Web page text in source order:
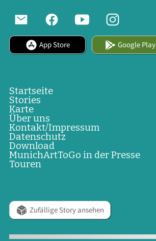
App Store Google Play
Startseite
Stories
Karte
Über uns
Kontakt/Impressum
Datenschutz
Download
MunichArtToGo in der Presse
Touren
Zufällige Story ansehen